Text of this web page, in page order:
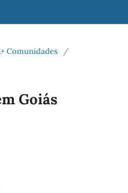
Comunidades
/
Goiás